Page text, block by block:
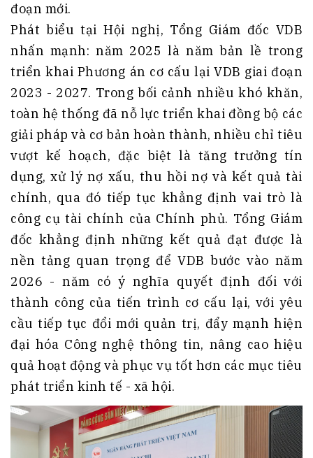
đoạn mới.
Phát biểu tại Hội nghị, Tổng Giám đốc VDB
nhấn mạnh: năm 2025 là năm bản lề trong
triển khai Phương án cơ cấu lại VDB giai đoạn
2023 - 2027. Trong bối cảnh nhiều khó khăn,
toàn hệ thống đã nỗ lực triển khai đồng bộ các
giải pháp và cơ bản hoàn thành, nhiều chỉ tiêu
vượt kế hoạch, đặc biệt là tăng trưởng tín
dụng, xử lý nợ xấu, thu hồi nợ và kết quả tài
chính, qua đó tiếp tục khẳng định vai trò là
công cụ tài chính của Chính phủ. Tổng Giám
đốc khẳng định những kết quả đạt được là
nền tảng quan trọng để VDB bước vào năm
2026 - năm có ý nghĩa quyết định đối với
thành công của tiến trình cơ cấu lại, với yêu
cầu tiếp tục đổi mới quản trị, đẩy mạnh hiện
đại hóa Công nghệ thông tin, nâng cao hiệu
quả hoạt động và phục vụ tốt hơn các mục tiêu
phát triển kinh tế - xã hội.